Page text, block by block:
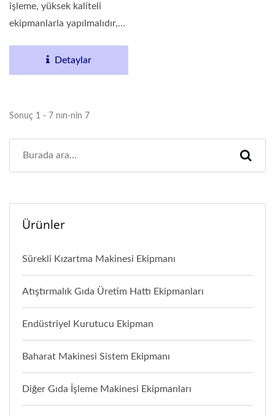
işleme, yüksek kaliteli
ekipmanlarla yapılmalıdır,
Detaylar
Sonuç 1 - 7 nın-nin 7
Ürünler
Sürekli Kızartma Makinesi Ekipmanı
Atıştırmalık Gıda Üretim Hattı Ekipmanları
Endüstriyel Kurutucu Ekipman
Baharat Makinesi Sistem Ekipmanı
Diğer Gıda İşleme Makinesi Ekipmanları